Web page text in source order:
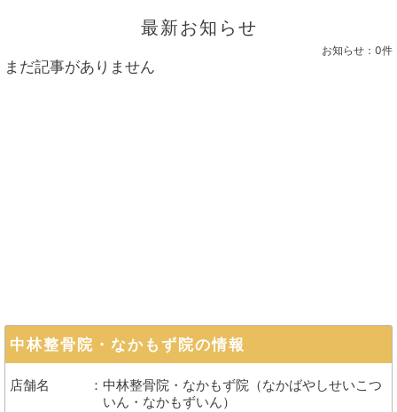
最新お知らせ
お知らせ： 0件
まだ記事がありません
中林整骨院・なかもず院の情報
店舗名 中林整骨院・なかもず院 （なかばやしせいこつ
いん・なかもずいん）